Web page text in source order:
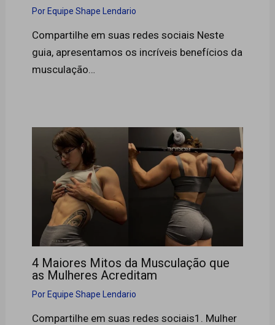
Por Equipe Shape Lendario
Compartilhe em suas redes sociais Neste
guia, apresentamos os incríveis benefícios da
musculação…
4 Maiores Mitos da Musculação que
as Mulheres Acreditam
Por Equipe Shape Lendario
Compartilhe em suas redes sociais1. Mulher